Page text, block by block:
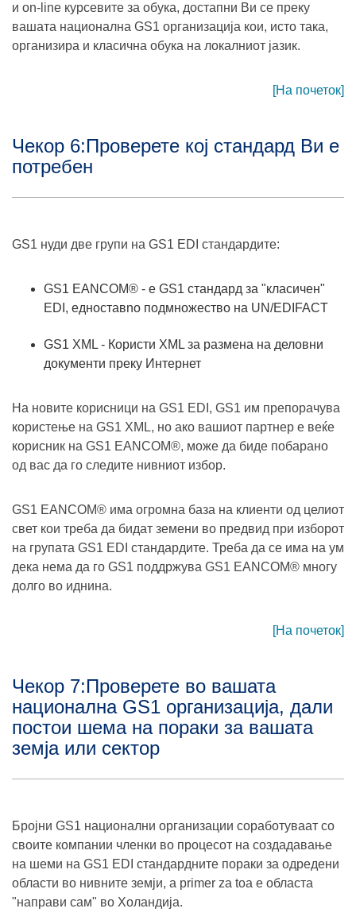
и on-line курсевите за обука, достапни Ви се преку
вашата национална GS1 организација кои, исто така,
организира и класична обука на локалниот јазик.
[На почеток]
Чекор 6:Проверете кој стандард Ви е
потребен
GS1 нуди две групи на GS1 EDI стандардите:
GS1 EANCOM® - e GS1 стандард за "класичeн"
EDI, едноставno подмножество на UN/EDIFACT
GS1 XML - Користи XML за размена на деловни
документи преку Интернет
На новите корисници на GS1 EDI, GS1 им препорачува
користење на GS1 XML, но ако вашиот партнер е веќе
корисник на GS1 EANCOM®, може да биде побарано
од вас да го следите нивниот избор.
GS1 EANCOM® има огромна база на клиенти од целиот
свет кои треба да бидат земени во предвид при изборот
на групата GS1 EDI стандардите. Треба да се има на ум
дека нема да го GS1 поддржува GS1 EANCOM® многу
долго во иднина.
[На почеток]
Чекор 7:Проверете во вашата
национална GS1 организација, дали
постои шема на пораки за вашата
земја или сектор
Бројни GS1 национални организации соработуваат со
своите компании членки во процесот на создадавање
на шеми на GS1 EDI стандардните пораки за одредени
области во нивните земји, a primer za toa е областа
"направи сам" во Холандија.